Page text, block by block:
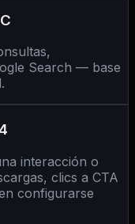
Search — base
interacción o
clics a CTA
configurarse